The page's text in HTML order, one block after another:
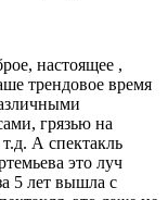
настоящее ,
трендовое время
грязью на
А спектакль
это луч
5 лет вышла с